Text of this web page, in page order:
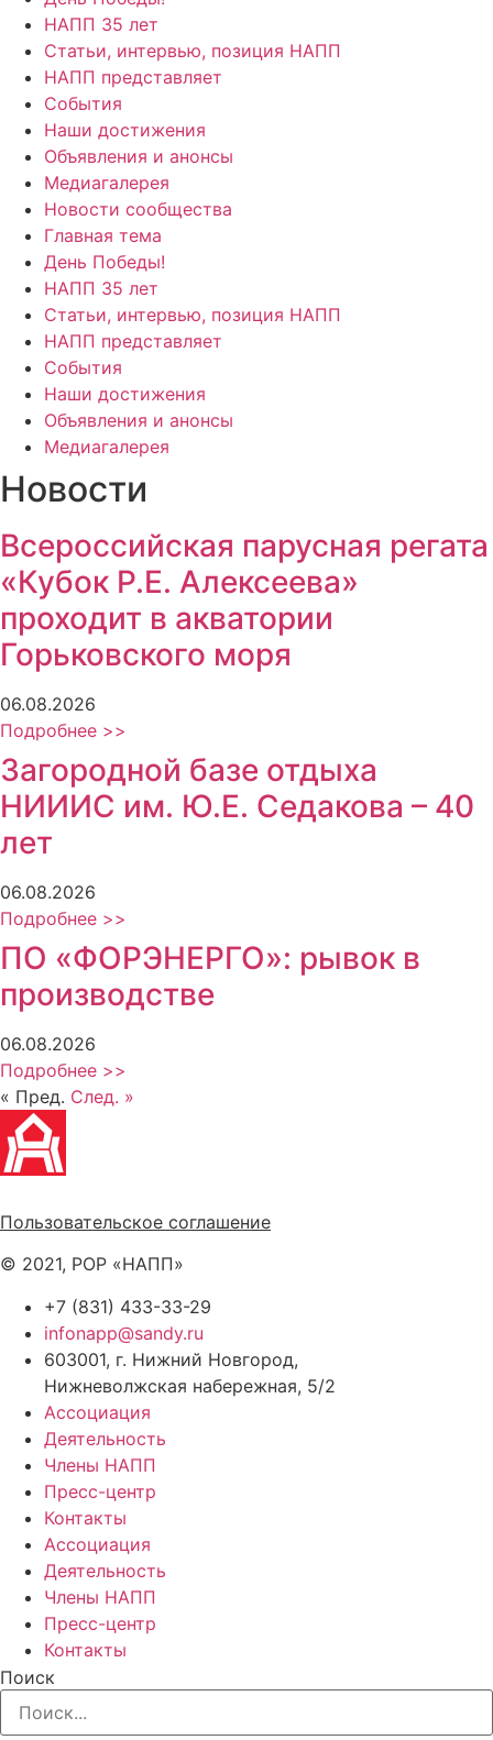
НАПП 35 лет
Статьи, интервью, позиция НАПП
НАПП представляет
События
Наши достижения
Объявления и анонсы
Медиагалерея
Новости сообщества
Главная тема
День Победы!
НАПП 35 лет
Статьи, интервью, позиция НАПП
НАПП представляет
События
Наши достижения
Объявления и анонсы
Медиагалерея
Новости
Всероссийская парусная регата
«Кубок Р.Е. Алексеева»
проходит в акватории
Горьковского моря
06.08.2026
Подробнее >>
Загородной базе отдыха
НИИИС им. Ю.Е. Седакова – 40
лет
06.08.2026
Подробнее >>
ПО «ФОРЭНЕРГО»: рывок в
производстве
06.08.2026
Подробнее >>
« Пред. След. »
Пользовательское соглашение
© 2021, РОР «НАПП»
+7 (831) 433-33-29
infonapp@sandy.ru
603001, г. Нижний Новгород,
Нижневолжская набережная, 5/2
Ассоциация
Деятельность
Члены НАПП
Пресс-центр
Контакты
Ассоциация
Деятельность
Члены НАПП
Пресс-центр
Контакты
Поиск